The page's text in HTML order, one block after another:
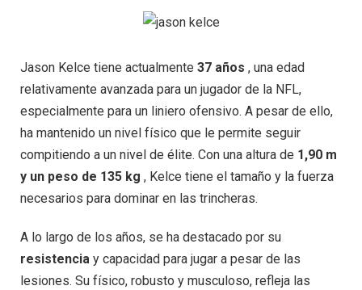
Jason Kelce tiene actualmente 37 años , una edad
relativamente avanzada para un jugador de la NFL,
especialmente para un liniero ofensivo. A pesar de ello,
ha mantenido un nivel físico que le permite seguir
compitiendo a un nivel de élite. Con una altura de 1,90 m
y un peso de 135 kg , Kelce tiene el tamaño y la fuerza
necesarios para dominar en las trincheras.
A lo largo de los años, se ha destacado por su
resistencia y capacidad para jugar a pesar de las
lesiones. Su físico, robusto y musculoso, refleja las